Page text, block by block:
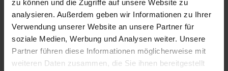
zu können und die Zugriffe auf unsere Website zu
analysieren. Außerdem geben wir Informationen zu Ihrer
Verwendung unserer Website an unsere Partner für
soziale Medien, Werbung und Analysen weiter. Unsere
Partner führen diese Informationen möglicherweise mit
weiteren Daten zusammen, die Sie ihnen bereitgestellt
AusUmbauten
BadArchitektur